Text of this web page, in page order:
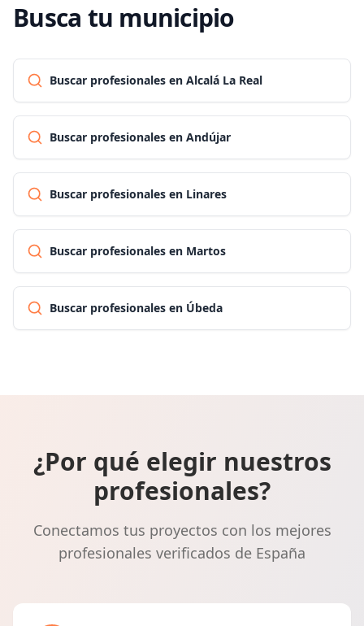
Busca tu municipio
Buscar profesionales en Alcalá La Real
Buscar profesionales en Andújar
Buscar profesionales en Linares
Buscar profesionales en Martos
Buscar profesionales en Úbeda
¿Por qué elegir nuestros
profesionales?
Conectamos tus proyectos con los mejores
profesionales verificados de España